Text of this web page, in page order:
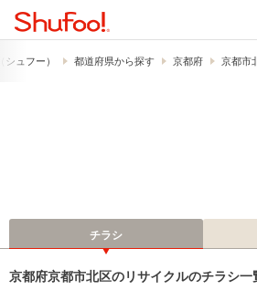
ュフー） 都道府県から探す 京都府 京都市
チラシ
京都府京都市北区のリサイクルのチラシ一